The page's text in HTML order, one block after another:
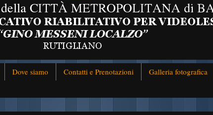
Dove siamo Contatti e Prenotazioni Galleria fotografica